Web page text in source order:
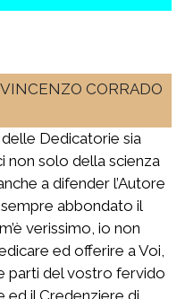
CORRADO
Dedicatorie sia
non solo della scienza
a difender l’Autore
sempre abbondato il
verissimo, io non
ed offerire a Voi,
parti del vostro fervido
ed il Credenziere di